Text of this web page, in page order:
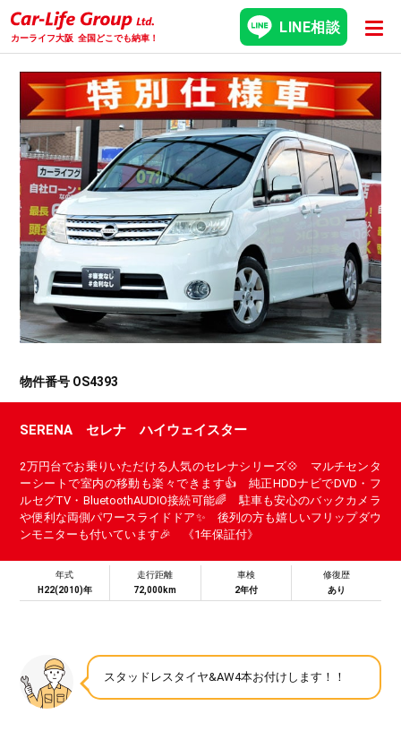
カーライフ大阪 全国どこでも納車！
LINE相談
物件番号 OS4393
SERENA セレナ ハイウェイスター
2万円台でお乗りいただける人気のセレナシリーズ💠 マルチセンタ
ーシートで室内の移動も楽々できます👍 純正HDDナビでDVD・フ
ルセグTV・BluetoothAUDIO接続可能🌈 駐車も安心のバックカメラ
や便利な両側パワースライドドア✨ 後列の方も嬉しいフリップダウ
ンモニターも付いています🎉 《1年保証付》
年式
H22(2010)年
走行距離
72,000km
車検
2年付
修復歴
あり
スタッドレスタイヤ&AW4本お付けします！！